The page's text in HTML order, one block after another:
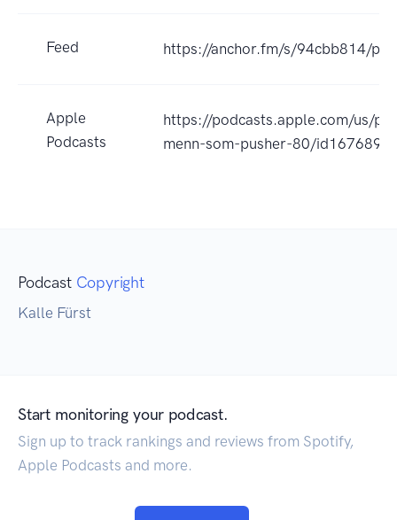
Feed https://anchor.fm/s/94cbb814/
Apple
Podcasts
https://podcasts.apple.com/us/
menn-som-pusher-80/
Podcast Copyright
Kalle Fürst
Start monitoring your podcast.
Sign up to track rankings and reviews from Spotify,
Apple Podcasts and more.